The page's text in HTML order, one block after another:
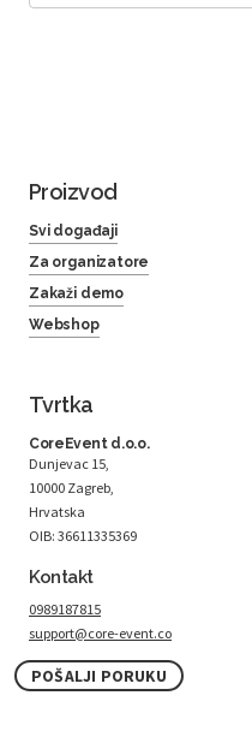
Proizvod
Svi događaji
Za organizatore
Zakaži demo
Webshop
Tvrtka
CoreEvent d.o.o.
Dunjevac 15,
10000 Zagreb,
Hrvatska
OIB: 36611335369
Kontakt
0989187815
support@core-event.co
POŠALJI PORUKU